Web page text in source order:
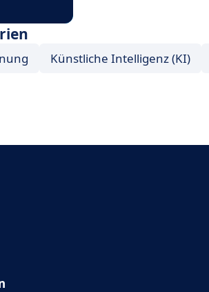
Künstliche Intelligenz (KI)